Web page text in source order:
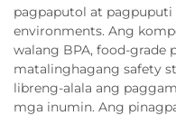
pagpaputol at
environments. Ang
walang BPA, food-grade
matalinghagang safety
libreng-alala ang
mga inumin. Ang